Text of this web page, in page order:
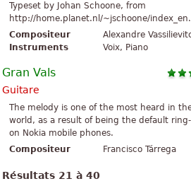
Typeset by Johan Schoone, from
http://home.planet.nl/~jschoone/
Compositeur
Alexandre
Instruments
Voix, Piano
Gran Vals
Guitare
The melody is one of the most heard in
world, as a result of being the default
on Nokia mobile phones.
Compositeur
Francisco Tárrega
Résultats 21 à 40